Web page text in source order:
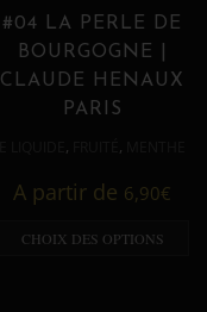
#04 LA PERLE DE
BOURGOGNE |
CLAUDE HENAUX
PARIS
, ,
A partir de 6,90€
CHOIX DES OPTIONS